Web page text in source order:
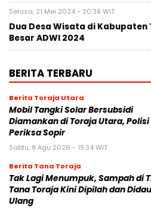
Selasa, 21 Mei 2024 - 20:38 WIT
Dua Desa Wisata di
Besar ADWI 2024
BERITA TERBARU
Berita Toraja Utara
Mobil Tangki Solar Bersubsidi
Diamankan di Toraja Utara, Polisi
Periksa Sopir
Sabtu, 8 Agu 2026 - 19:34 WIT
Berita Tana Toraja
Tak Lagi Menumpuk, Sampah di
Tana Toraja Kini Dipilah dan
Ulang